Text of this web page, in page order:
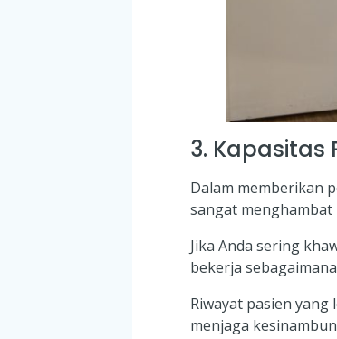
3. Kapasitas
Dalam memberikan
sangat
Jika Anda sering
bekerja
Riwayat pasien
menjaga